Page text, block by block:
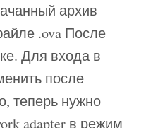
архив
.ova После
Для входа в
после
теперь нужно
adapter в режим